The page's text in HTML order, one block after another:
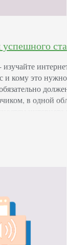
кому это
в одной
интернета
количество